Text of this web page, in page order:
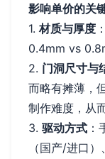
影响单价的关
1.材质与厚度
0.4mm vs
2. 门洞尺寸与
而略有摊薄，
制作难度，从
3. 驱动方式
（国产/进口